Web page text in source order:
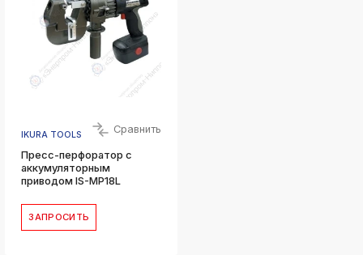
IKURA TOOLS Сравнить
Пресс-перфоратор с
аккумуляторным
приводом IS-MP18L
ЗАПРОСИТЬ